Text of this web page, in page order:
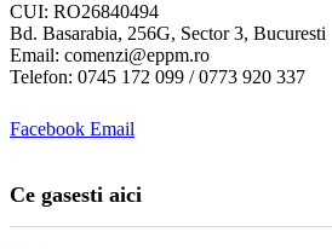
CUI: RO26840494
Bd. Basarabia, 256G, Sector 3, Bucuresti
Email: comenzi@eppm.ro
Telefon: 0745 172 099 / 0773 920 337
Facebook Email
Ce gasesti aici